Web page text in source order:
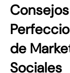
de
Sociales